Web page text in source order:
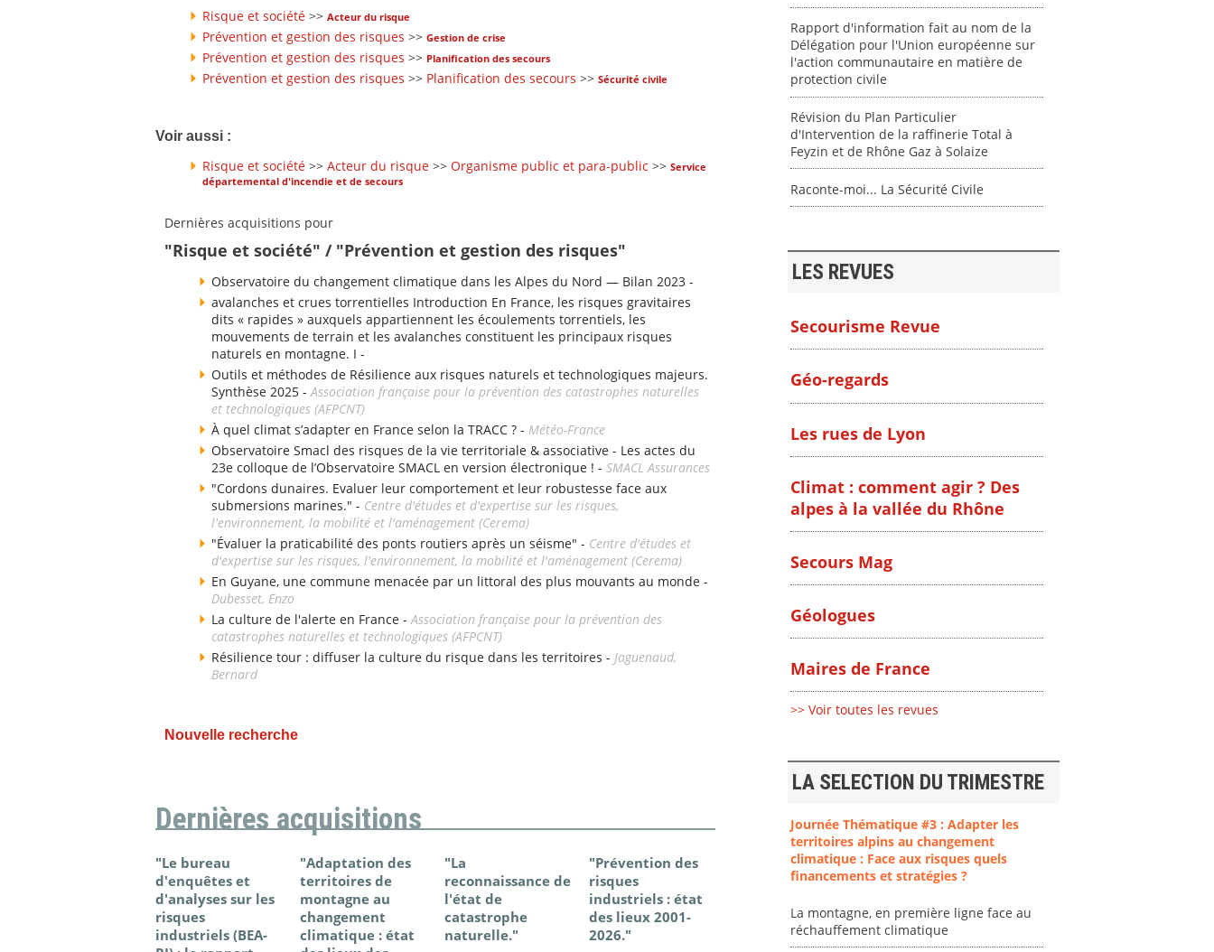
Risque et société >> Acteur du risque
Prévention et gestion des risques >> Gestion de crise
Prévention et gestion des risques >> Planification des secours
Prévention et gestion des risques >> Planification des secours >> Sécurité civile
Voir aussi :
Risque et société >> Acteur du risque >> Organisme public et para-public >> Service
départemental d'incendie et de secours
Dernières acquisitions pour
"Risque et société" / "Prévention et gestion des risques"
Observatoire du changement climatique dans les Alpes du Nord — Bilan 2023 -
avalanches et crues torrentielles Introduction En France, les risques gravitaires
dits « rapides » auxquels appartiennent les écoulements torrentiels, les
mouvements de terrain et les avalanches constituent les principaux risques
naturels en montagne. I -
Outils et méthodes de Résilience aux risques naturels et technologiques majeurs.
Synthèse 2025 -Association française pour la prévention des catastrophes naturelles
et technologiques (AFPCNT)
À quel climat s’adapter en France selon la TRACC ? - Météo-France
Observatoire Smacl des risques de la vie territoriale & associative - Les actes du
23e colloque de l’Observatoire SMACL en version électronique ! - SMACL Assurances
"Cordons dunaires. Evaluer leur comportement et leur robustesse face aux
submersions marines." - Centre d'études et d'expertise sur les risques,
l'environnement, la mobilité et l'aménagement (Cerema)
"Évaluer la praticabilité des ponts routiers après un séisme" - Centre d'études et
d'expertise sur les risques, l'environnement, la mobilité et l'aménagement (Cerema)
En Guyane, une commune menacée par un littoral des plus mouvants au monde -
Dubesset, Enzo
La culture de l'alerte en France -Association française pour la prévention des
catastrophes naturelles et technologiques (AFPCNT)
Résilience tour : diffuser la culture du risque dans les territoires - Jaguenaud,
Bernard
Nouvelle recherche
Dernières acquisitions
"Le bureau
d'enquêtes et
d'analyses sur les
risques
industriels (BEA-
"Adaptation des
territoires de
montagne au
changement
climatique : état
"La
reconnaissance de
l'état de
catastrophe
naturelle."
"Prévention des
risques
industriels : état
des lieux 2001-
2026."
"Changement
climatique en
connaissances en
"Plan ministériel
de gestion des
chaleur."
[ Ressource électronique ]
risques pour le
Rapport d'information fait au nom de la
Délégation pour l'Union européenne sur
l'action communautaire en matière de
protection civile
Révision du Plan Particulier
d'Intervention de la raffinerie Total à
Feyzin et de Rhône Gaz à Solaize
Raconte-moi... La Sécurité Civile
LES REVUES
Secourisme Revue
Géo-regards
Les rues de Lyon
Climat : comment agir ? Des
alpes à la vallée du Rhône
Secours Mag
Géologues
Maires de France
>> Voir toutes les revues
LA SELECTION DU TRIMESTRE
Journée Thématique #3 : Adapter les
territoires alpins au changement
climatique : Face aux risques quels
financements et stratégies ?
La montagne, en première ligne face au
réchauffement climatique